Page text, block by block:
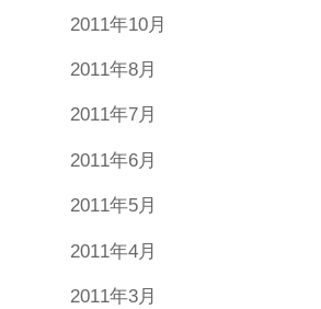
2011年10月
2011年8月
2011年7月
2011年6月
2011年5月
2011年4月
2011年3月